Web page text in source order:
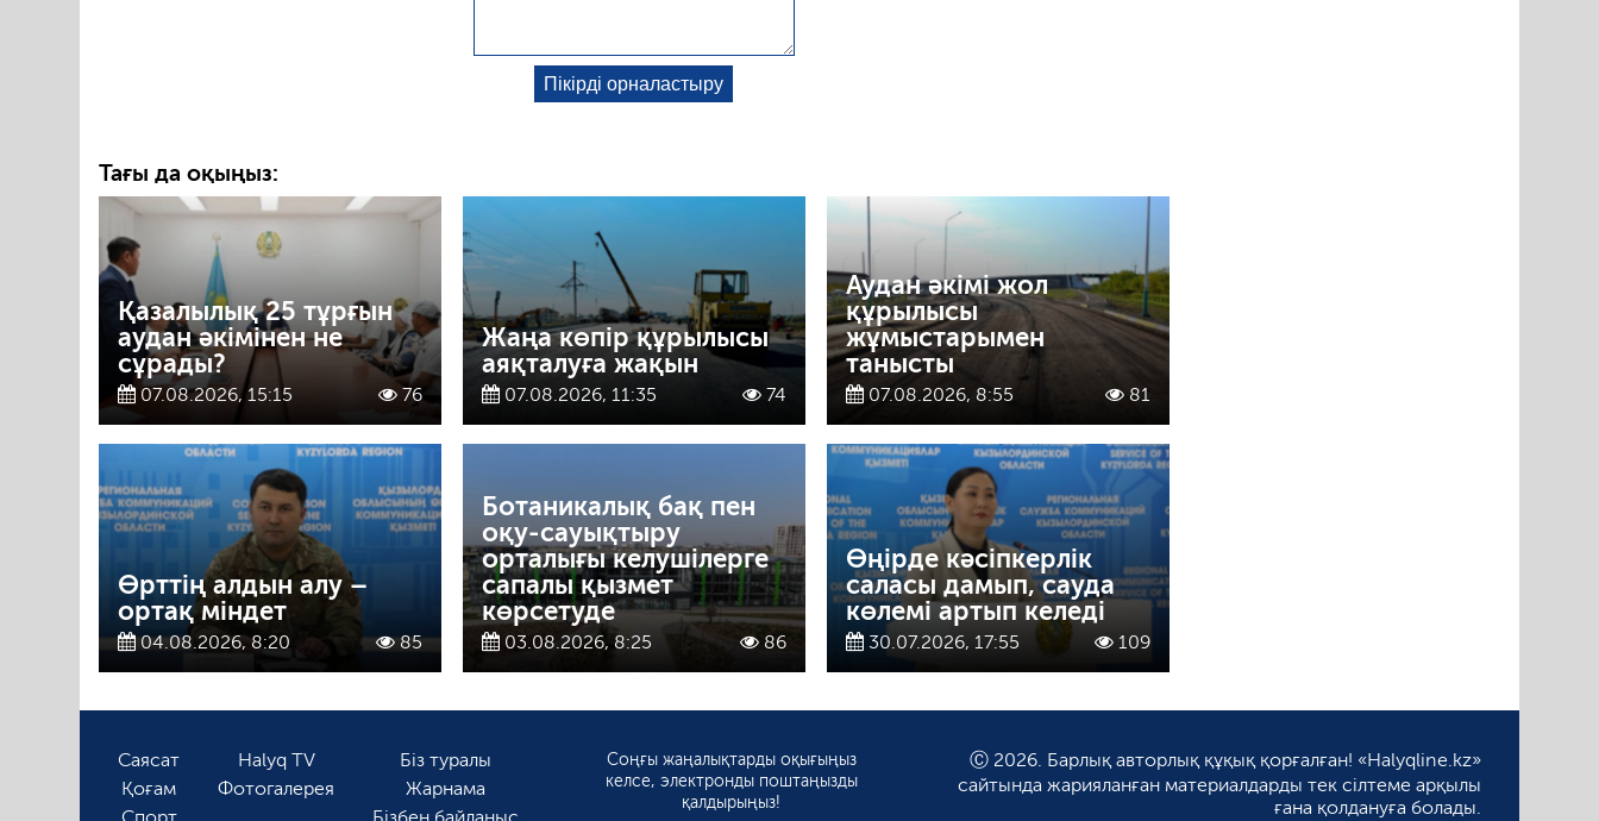
Тағы да оқыңыз:
Қазалылық 25 тұрғын
аудан әкімінен не
сұрады?
07.08.2026, 15:15 76
Жаңа көпір құрылысы
аяқталуға жақын
07.08.2026, 11:35 74
Аудан әкімі жол
құрылысы
жұмыстарымен
танысты
07.08.2026, 8:55 81
Өрттің алдын алу –
ортақ міндет
04.08.2026, 8:20 85
Ботаникалық бақ пен
оқу-сауықтыру
орталығы келушілерге
сапалы қызмет
көрсетуде
03.08.2026, 8:25 86
Өңірде кәсіпкерлік
саласы дамып, сауда
көлемі артып келеді
30.07.2026, 17:55 109
Саясат
Қоғам
Спорт
Halyq TV
Фотогалерея
Біз туралы
Жарнама
Бізбен байланыс
Соңғы жаңалықтарды оқығыңыз
келсе, электронды поштаңызды
қалдырыңыз!
Ⓒ 2026. Барлық авторлық құқық қорғалған! «Halyqline.kz»
сайтында жарияланған материалдарды тек сілтеме арқылы
ғана қолдануға болады.